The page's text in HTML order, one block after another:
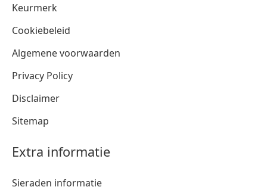
Keurmerk
Cookiebeleid
Algemene voorwaarden
Privacy Policy
Disclaimer
Sitemap
Extra informatie
Sieraden informatie